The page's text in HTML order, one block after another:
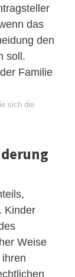
das
den
soll.
Familie
sich die
Kinder
Weise